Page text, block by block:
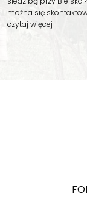
można się
czytaj więcej